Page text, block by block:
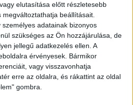
elutasítása előtt részletesebb
megváltoztathatja beállításait.
adatainak bizonyos
szükséges az Ön hozzájárulása, de
jellegű adatkezelés ellen. A
érvényesek. Bármikor
vagy visszavonhatja
erre az oldalra, és rákattint az oldal
gombra.
mi lehet a
tűzoltóság közlése szerint
a Dobogókő fele vezető út
vált. Emellett
a közlekedést Esztergom
teljes az útzár.